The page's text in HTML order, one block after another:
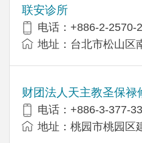
联安诊所
电话：+886-2-2570-
地址：台北市松山区
财团法人天主教圣保禄
电话：+886-3-377-
地址：桃园市桃园区